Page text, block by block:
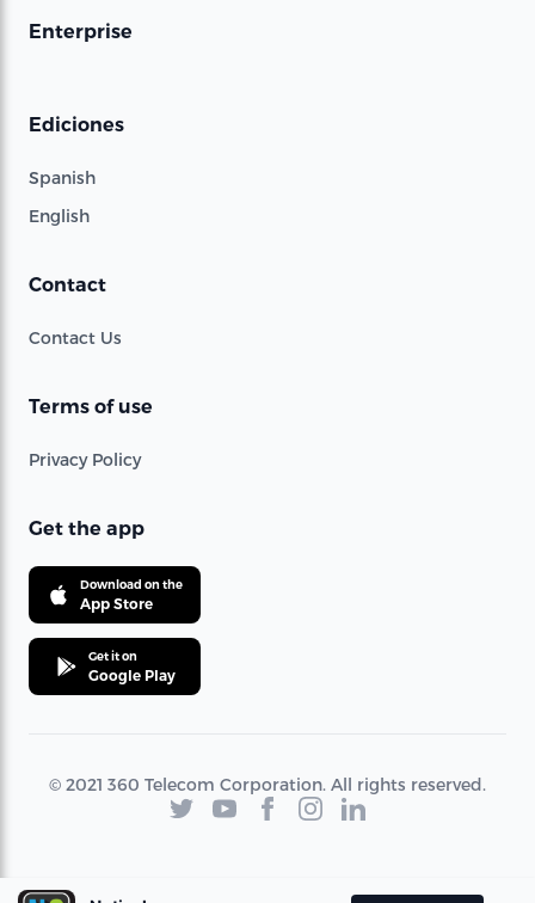
Enterprise
Ediciones
Spanish
English
Contact
Contact Us
Terms of use
Privacy Policy
Get the app
Download on the
App Store
Get it on
Google Play
© 2021 360 Telecom Corporation. All rights reserved.